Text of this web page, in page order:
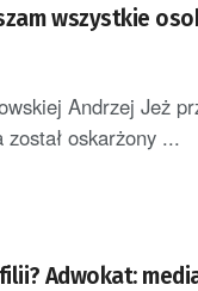
wszystkie
Andrzej Jeż
oskarżony ...
Adwokat: